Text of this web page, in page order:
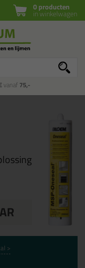
0 producten
in winkelwagen
vanaf75,-
>